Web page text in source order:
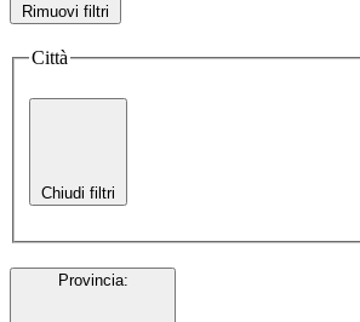
Rimuovi filtri
Città
Chiudi filtri
Provincia: